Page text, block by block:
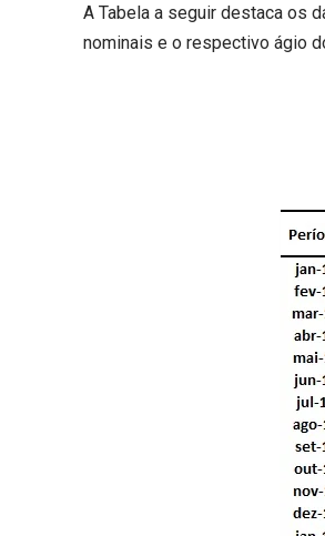
A Tabela a seguir destaca os
nominais e o respectivo ágio